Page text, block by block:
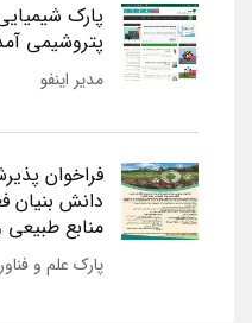
پارک
پتروشیمی
مدیر اینفو
فراخوان
دانش بنیان
منابع
پارک علم و